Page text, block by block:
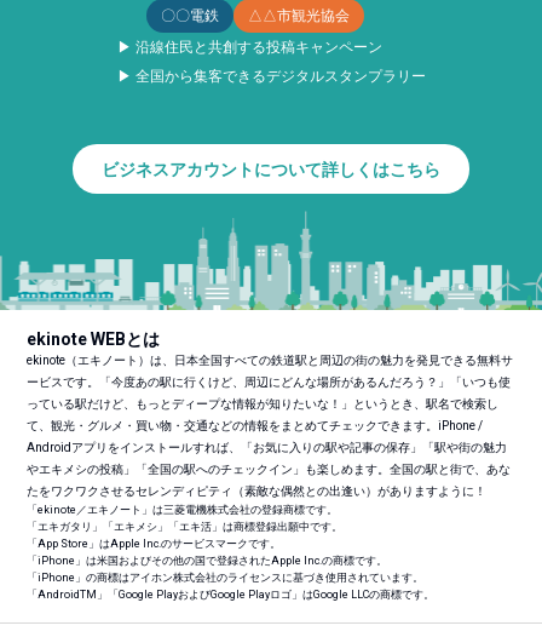
〇〇電鉄
△△市観光協会
▶ 沿線住民と共創する投稿キャンペーン
▶ 全国から集客できるデジタルスタンプラリー
ビジネスアカウントについて詳しくはこちら
ekinote WEBとは
ekinote（エキノート）は、日本全国すべての鉄道駅と周辺の街の魅力を発見できる無料サ
ービスです。「今度あの駅に行くけど、周辺にどんな場所があるんだろう？」「いつも使
っている駅だけど、もっとディープな情報が知りたいな！」というとき、駅名で検索し
て、観光・グルメ・買い物・交通などの情報をまとめてチェックできます。iPhone /
Androidアプリをインストールすれば、「お気に入りの駅や記事の保存」「駅や街の魅力
やエキメシの投稿」「全国の駅へのチェックイン」も楽しめます。全国の駅と街で、あな
たをワクワクさせるセレンディピティ（素敵な偶然との出逢い）がありますように！
「ekinote／エキノート」は三菱電機株式会社の登録商標です。
「エキガタリ」「エキメシ」「エキ活」は商標登録出願中です。
「App Store」はApple Inc.のサービスマークです。
「iPhone」は米国およびその他の国で登録されたApple Inc.の商標です。
「iPhone」の商標はアイホン株式会社のライセンスに基づき使用されています。
「AndroidTM 」「Google PlayおよびGoogle Playロゴ」はGoogle LLCの商標です。